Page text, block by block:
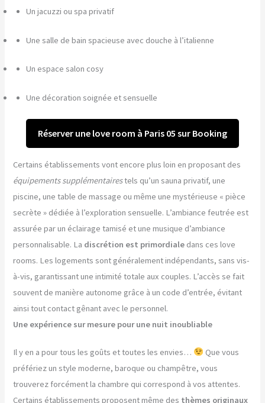
Un jacuzzi ou spa privatif
Une salle de bain spacieuse avec douche à l’italienne
Un espace salon cosy
Une décoration soignée et sensuelle
Réserver une love room à Paris 05 sur Booking
Certains établissements vont encore plus loin en proposant des
équipements supplémentairestels qu’un sauna privatif, une
piscine, une table de massage ou même une mystérieuse « pièce
secrète » dédiée à l’exploration sensuelle. L’ambiance feutrée est
assurée par un éclairage tamisé et une musique d’ambiance
personnalisable. La discrétion est primordiale dans ces love
rooms. Les logements sont généralement indépendants, sans vis-
à-vis, garantissant une intimité totale aux couples. L’accès se fait
souvent de manière autonome grâce à un code d’entrée, évitant
ainsi tout contact gênant avec le personnel.
Une expérience sur mesure pour une nuit inoubliable
Il y en a pour tous les goûts et toutes les envies…
Que vous
préfériez un style moderne, baroque ou champêtre, vous
trouverez forcément la chambre qui correspond à vos attentes.
Certains établissements proposent même des thèmes originaux